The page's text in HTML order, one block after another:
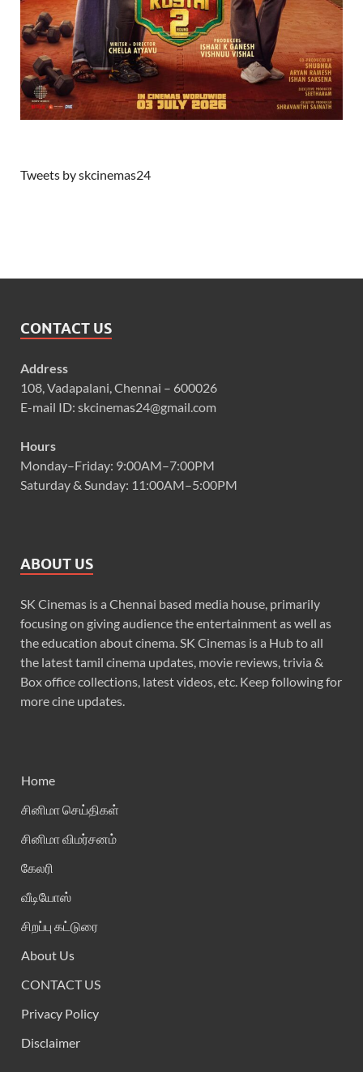
Tweets by skcinemas24
CONTACT US
Address
108, Vadapalani, Chennai – 600026
E-mail ID: skcinemas24@gmail.com
Hours
Monday–Friday: 9:00AM–7:00PM
Saturday & Sunday: 11:00AM–5:00PM
ABOUT US
SK Cinemas is a Chennai based media house, primarily
focusing on giving audience the entertainment as well as
the education about cinema. SK Cinemas is a Hub to all
the latest tamil cinema updates, movie reviews, trivia &
Box office collections, latest videos, etc. Keep following for
more cine updates.
Home
சினிமா செய்திகள்
சினிமா விமர்சனம்
கேலரி
வீடியோஸ்
சிறப்பு கட்டுரை
About Us
CONTACT US
Privacy Policy
Disclaimer